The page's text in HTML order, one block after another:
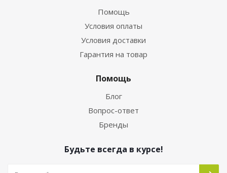
Помощь
Условия оплаты
Условия доставки
Гарантия на товар
Помощь
Блог
Вопрос-ответ
Бренды
Будьте всегда в курсе!